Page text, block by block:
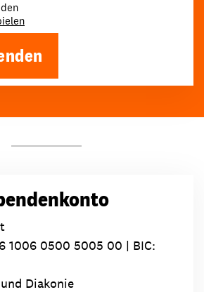
1006 0500 5005 00 | BIC:
Diakonie